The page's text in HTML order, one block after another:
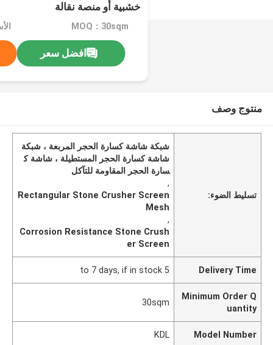
خشبية أو منصة نقالة
MOQ：30sqm
افضل سعر
منتوج وصف
تسليط الضوء:
شبكة شاشة كسارة الحجر المربعة ، شبكة
شاشة كسارة الحجر المستطيلة ، شاشة ك
سارة الحجر المقاومة للتآكل
,
Rectangular Stone Crusher Screen
Mesh
,
Corrosion Resistance Stone Crush
er Screen
Delivery Time
5 to 7 days, if in stock
Minimum Order Q
uantity
30sqm
Model Number
KDL